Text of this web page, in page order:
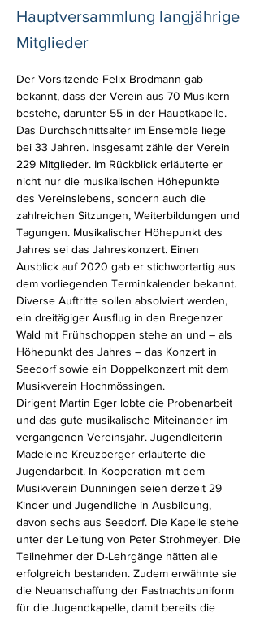
Hauptversammlung langjährige
Mitglieder
Der Vorsitzende Felix Brodmann gab
bekannt, dass der Verein aus 70 Musikern
bestehe, darunter 55 in der Hauptkapelle.
Das Durchschnittsalter im Ensemble liege
bei 33 Jahren. Insgesamt zähle der Verein
229 Mitglieder. Im Rückblick erläuterte er
nicht nur die musikalischen Höhepunkte
des Vereinslebens, sondern auch die
zahlreichen Sitzungen, Weiterbildungen und
Tagungen. Musikalischer Höhepunkt des
Jahres sei das Jahreskonzert. Einen
Ausblick auf 2020 gab er stichwortartig aus
dem vorliegenden Terminkalender bekannt.
Diverse Auftritte sollen absolviert werden,
ein dreitägiger Ausflug in den Bregenzer
Wald mit Frühschoppen stehe an und – als
Höhepunkt des Jahres – das Konzert in
Seedorf sowie ein Doppelkonzert mit dem
Musikverein Hochmössingen.
Dirigent Martin Eger lobte die Probenarbeit
und das gute musikalische Miteinander im
vergangenen Vereinsjahr. Jugendleiterin
Madeleine Kreuzberger erläuterte die
Jugendarbeit. In Kooperation mit dem
Musikverein Dunningen seien derzeit 29
Kinder und Jugendliche in Ausbildung,
davon sechs aus Seedorf. Die Kapelle stehe
unter der Leitung von Peter Strohmeyer. Die
Teilnehmer der D-Lehrgänge hätten alle
erfolgreich bestanden. Zudem erwähnte sie
die Neuanschaffung der Fastnachtsuniform
für die Jugendkapelle, damit bereits die